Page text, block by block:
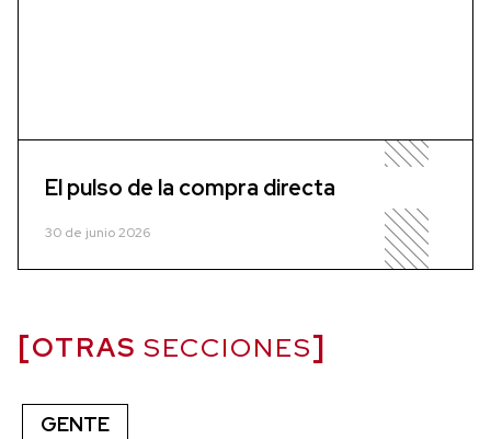
El pulso de la compra directa
30 de junio 2026
OTRAS SECCIONES
GENTE